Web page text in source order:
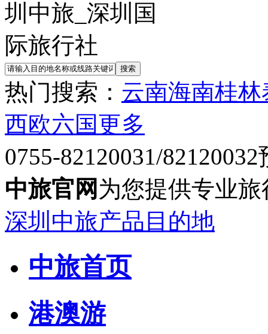
热门搜索： 云南海南桂林
西欧六国更多
0755-82120031/82120032
中旅官网 为您提供专业
深圳中旅产品目的地
中旅首页
港澳游